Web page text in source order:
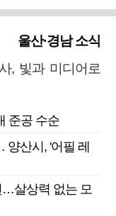
울산·경남 소식
, 빛과 미디어로
준공 수순
산시, '어필 레
…살상력 없는 모